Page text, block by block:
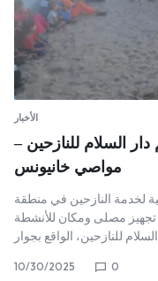
الأخبار
السلام للنازحين –
مواصي خانيونس
الميدانية لخدمة النازحين في منطقة
مصلى ومكان للأنشطة
10/30/2025 0